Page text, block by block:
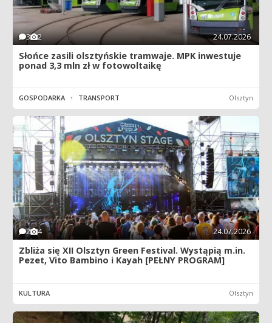
3 2 24.07.2026
Słońce zasili olsztyńskie tramwaje. MPK inwestuje
ponad 3,3 mln zł w fotowoltaikę
GOSPODARKA • TRANSPORT Olsztyn
2 4 24.07.2026
Zbliża się XII Olsztyn Green Festival. Wystąpią m.in.
Pezet, Vito Bambino i Kayah [PEŁNY PROGRAM]
KULTURA Olsztyn